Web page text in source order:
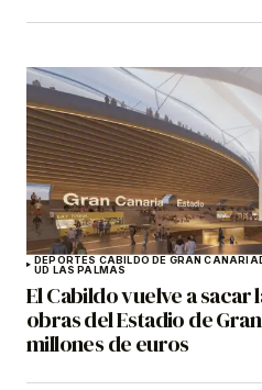
DEPORTES CABILDO DE GRAN CANARIA
UD LAS PALMAS
El Cabildo vuelve a sacar
obras del Estadio de
millones de euros